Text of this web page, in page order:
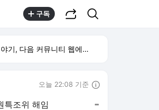
구독
, 다음 커뮤니티 웹에서 보기
오늘 22:08 기준
특조위 해임